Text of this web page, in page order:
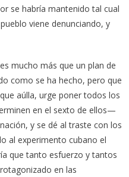
se habría mantenido tal cual
viene denunciando, y
mucho más que un plan de
como se ha hecho, pero que
aúlla, urge poner todos los
en el sexto de ellos—
y se dé al traste con los
al experimento cubano el
que tanto esfuerzo y tantos
en las